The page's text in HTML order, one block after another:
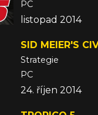
PC
listopad 2014
SID MEIER'S
Strategie
PC
24. říjen 2014